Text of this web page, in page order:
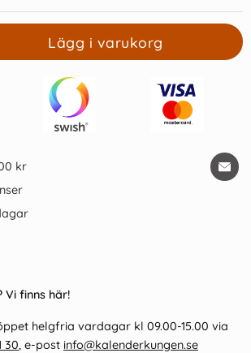
Lägg i varukorg
kr
Vi finns här!
helgfria vardagar kl 09.00-15.00 via
30, e-post info@kalenderkungen.se